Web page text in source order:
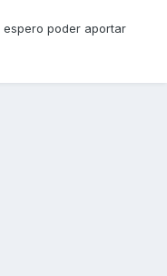
poder aportar